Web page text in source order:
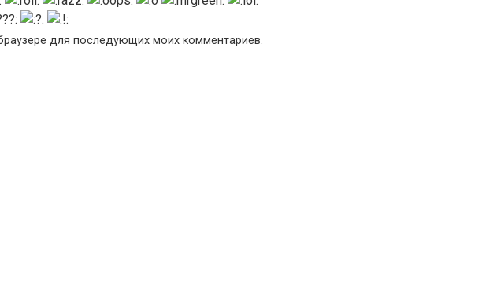
для последующих моих комментариев.